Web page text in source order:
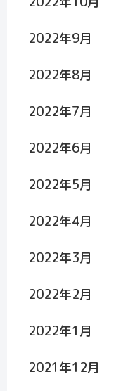
2022年9月
2022年8月
2022年7月
2022年6月
2022年5月
2022年4月
2022年3月
2022年2月
2022年1月
2021年12月